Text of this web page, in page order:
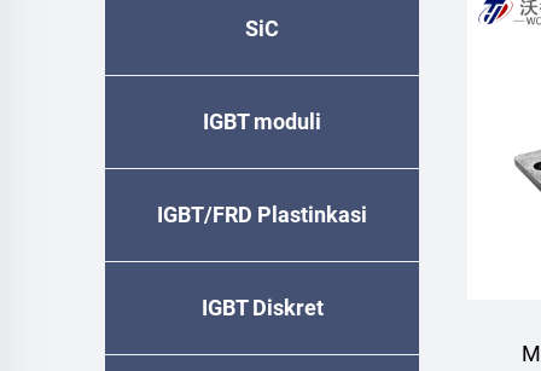
SiC
IGBT moduli
IGBT/FRD Plastinkasi
IGBT Diskret